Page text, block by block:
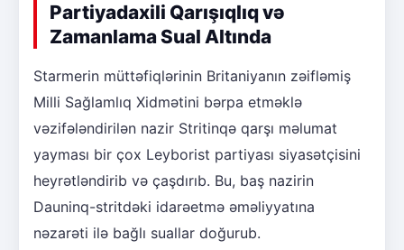
Partiyadaxili Qarışıqlıq və
Zamanlama Sual Altında
Starmerin müttəfiqlərinin Britaniyanın zəifləmiş
Milli Sağlamlıq Xidmətini bərpa etməklə
vəzifələndirilən nazir Stritinqə qarşı məlumat
yayması bir çox Leyborist partiyası siyasətçisini
heyrətləndirib və çaşdırıb. Bu, baş nazirin
Dauninq-stritdəki idarəetmə əməliyyatına
nəzarəti ilə bağlı suallar doğurub.